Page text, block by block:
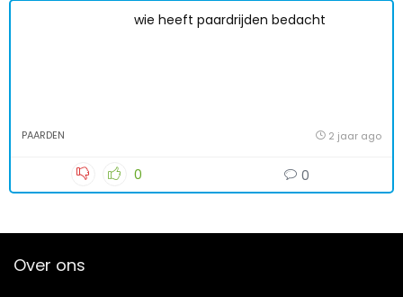
wie heeft paardrijden bedacht
PAARDEN 2 jaar ago
0 0
Over ons